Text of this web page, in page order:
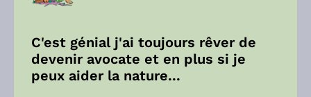
C'est génial j'ai toujours rêver de
devenir avocate et en plus si je
peux aider la nature...